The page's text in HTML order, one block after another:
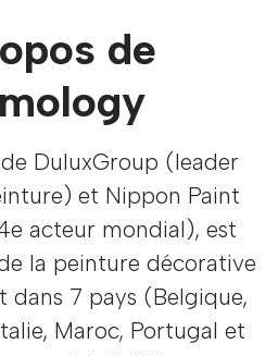
de
DuluxGroup (leader
et Nippon Paint
acteur mondial), est
la peinture décorative
dans 7 pays (Belgique,
Maroc, Portugal et